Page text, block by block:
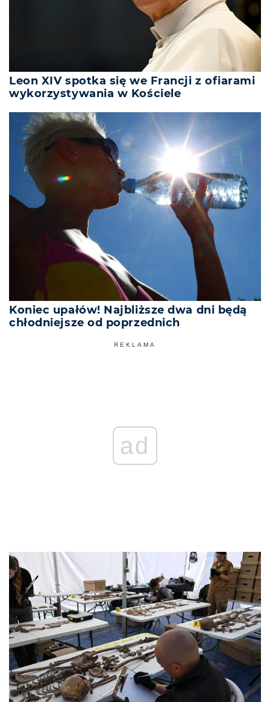
Leon XIV spotka się we Francji z ofiarami
wykorzystywania w Kościele
Koniec upałów! Najbliższe dwa dni będą
chłodniejsze od poprzednich
REKLAMA
ad